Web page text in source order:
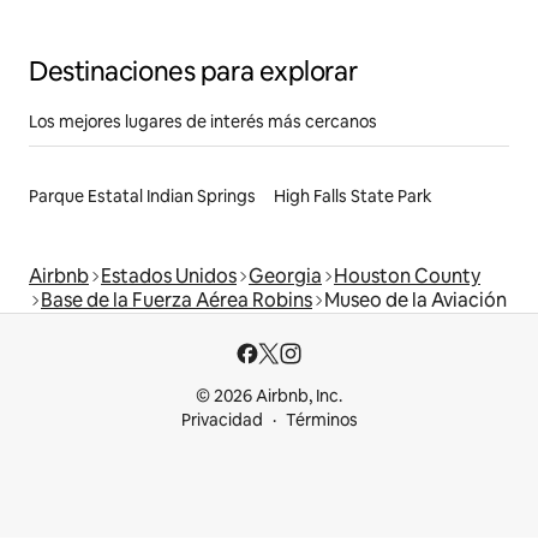
Destinaciones para explorar
Los mejores lugares de interés más cercanos
Parque Estatal Indian Springs High Falls State Park
Airbnb Estados Unidos Georgia Houston County
Base de la Fuerza Aérea Robins Museo de la Aviación
© 2026 Airbnb, Inc.
Privacidad
Términos